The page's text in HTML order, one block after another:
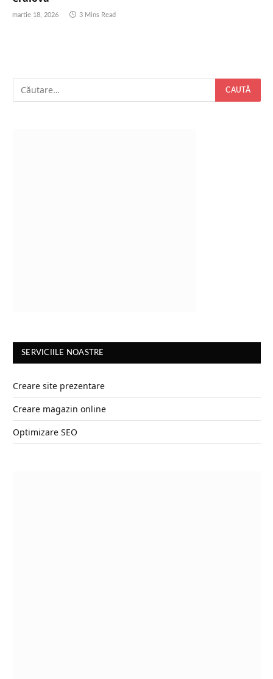
martie 18, 2026 3 Mins Read
SERVICIILE NOASTRE
Creare site prezentare
Creare magazin online
Optimizare SEO